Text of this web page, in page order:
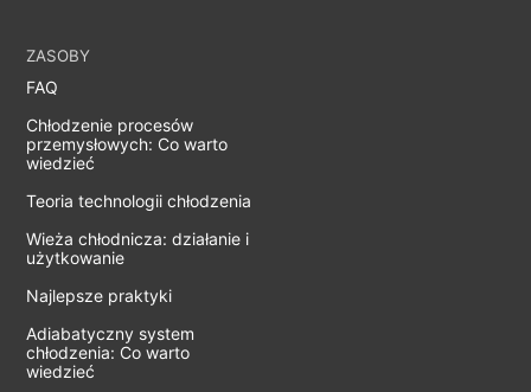
ZASOBY
FAQ
Chłodzenie procesów
przemysłowych: Co warto
wiedzieć
Teoria technologii chłodzenia
Wieża chłodnicza: działanie i
użytkowanie
Najlepsze praktyki
Adiabatyczny system
chłodzenia: Co warto
wiedzieć